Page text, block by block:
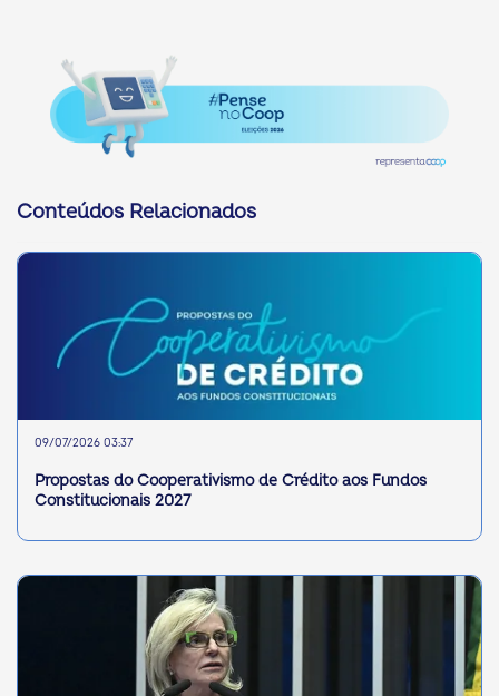
Conteúdos Relacionados
09/07/2026 03:37
Propostas do Cooperativismo de Crédito aos Fundos
Constitucionais 2027